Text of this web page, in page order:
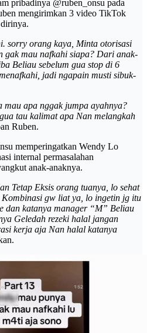
pribadinya @ruben_onsu pada
mengirimkan 3 video TikTok
sorry orang kaya, Minta otorisasi
gak mau nafkahi siapa? Dari anak-
Beliau sebelum gua stop di 6
jadi ngapain musti sibuk-
apa nggak jumpa ayahnya?
tau kalimat apa Nan melangkah
Ruben.
memperingatkan Wendy Lo
internal permasalahan
anak-anaknya.
Tetap Eksis orang tuanya, lo sehat
gw liat ya, lo ingetin jg itu
dan katanya manager “M” Beliau
Geledah rezeki halal jangan
kerja aja Nan halal katanya